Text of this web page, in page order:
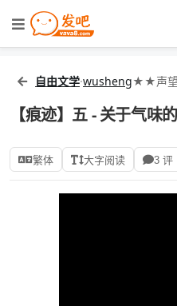
自由文学·wusheng★★声
【痕迹】五 - 关于气味
繁体 大字阅读 3 评